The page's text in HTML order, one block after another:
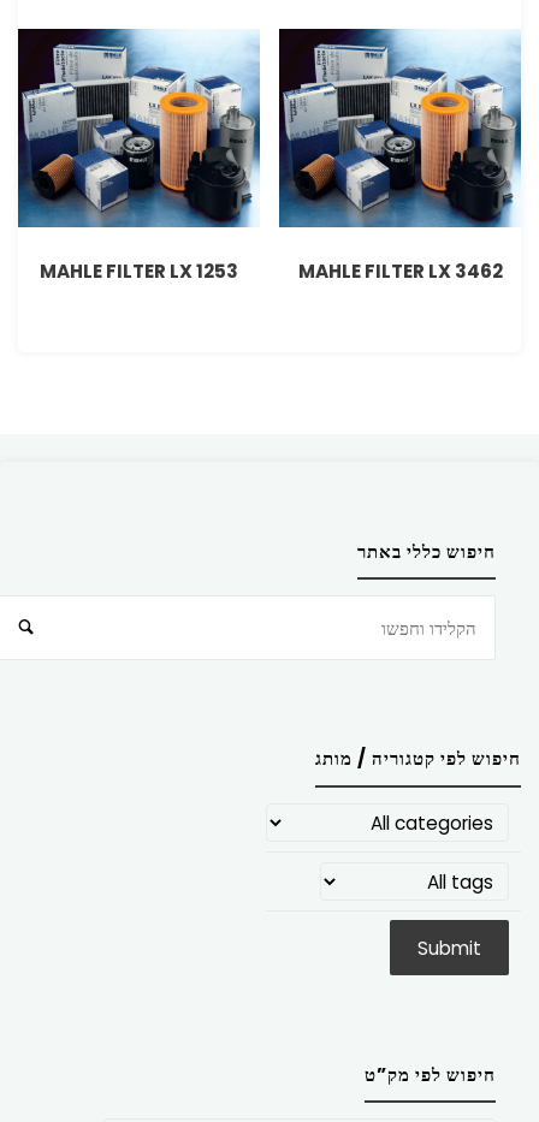
MAHLE FILTER LX 3462
MAHLE FILTER LX 1253
חיפוש כללי באתר
חיפוש לפי קטגוריה / מותג
חיפוש לפי מק”ט